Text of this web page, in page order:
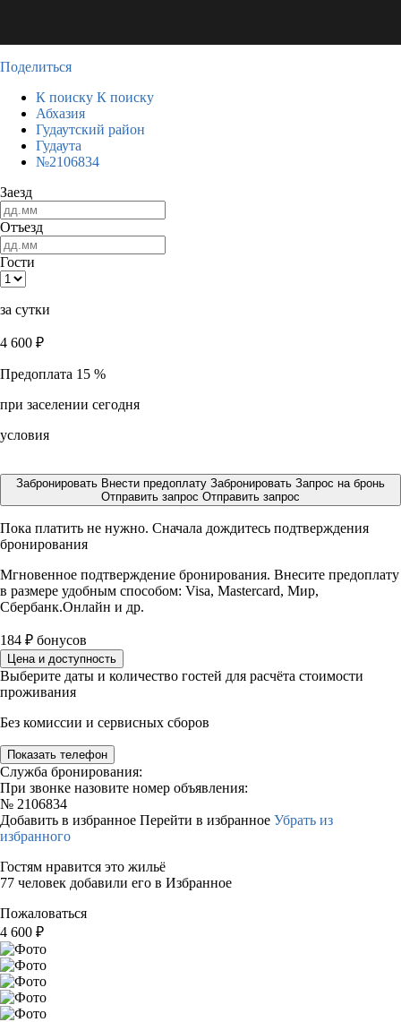
Поделиться
К поиску К поиску
Абхазия
Гудаутский район
Гудаута
№2106834
Заезд
Отъезд
Гости
за сутки
4 600 ₽
Предоплата 15 %
при заселении сегодня
условия
Забронировать Внести предоплату Забронировать Запрос на бронь
Отправить запрос Отправить запрос
Пока платить не нужно. Сначала дождитесь подтверждения
бронирования
Мгновенное подтверждение бронирования. Внесите предоплату
в размере удобным способом: Visa, Mastercard, Мир,
Сбербанк.Онлайн и др.
184 ₽ бонусов
Цена и доступность
Выберите даты и количество гостей для расчёта стоимости
проживания
Без комиссии и сервисных сборов
Показать телефон
Служба бронирования:
При звонке назовите номер объявления:
№ 2106834
Добавить в избранное Перейти в избранное Убрать из
избранного
Гостям нравится это жильё
77 человек добавили его в Избранное
Пожаловаться
4 600 ₽